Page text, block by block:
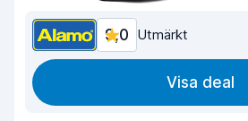
9,0 Utmärkt
Visa deal